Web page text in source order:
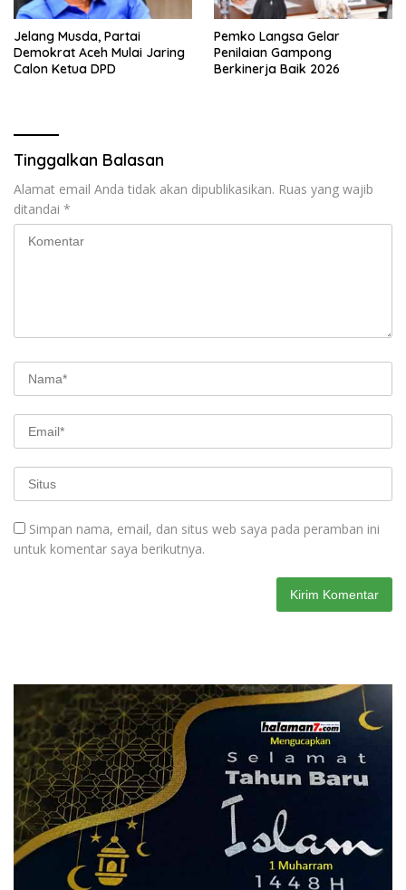
Jelang Musda, Partai
Demokrat Aceh Mulai Jaring
Calon Ketua DPD
Pemko Langsa Gelar
Penilaian Gampong
Berkinerja Baik 2026
Tinggalkan Balasan
Alamat email Anda tidak akan dipublikasikan. Ruas yang wajib
ditandai *
Simpan nama, email, dan situs web saya pada peramban ini
untuk komentar saya berikutnya.